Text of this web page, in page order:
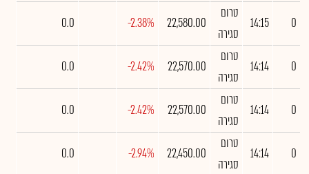
0
14:15
טרום
סגירה
22,580.00
-2.38%
0.0
0
14:14
טרום
סגירה
22,570.00
-2.42%
0.0
0
14:14
טרום
סגירה
22,570.00
-2.42%
0.0
0
14:14
טרום
סגירה
22,450.00
-2.94%
0.0